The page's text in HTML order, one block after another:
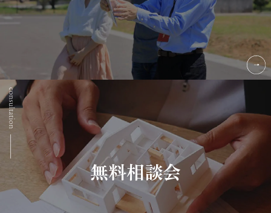
無料相談会